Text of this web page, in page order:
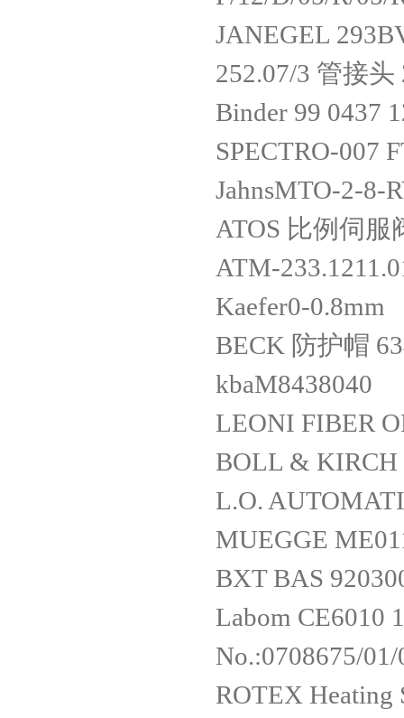
JANEGEL
252.07/3 管接头
Binder 99 0437
SPECTRO-007
JahnsMTO-2-8-
ATOS 比例伺服
ATM-
Kaefer0-0.8mm
BECK 防护帽
kbaM8438040
LEONI FIBER
BOLL & KIRCH
L.O.
MUEGGE
BXT BAS
Labom CE6010
No.:0708675/
ROTEX Heating